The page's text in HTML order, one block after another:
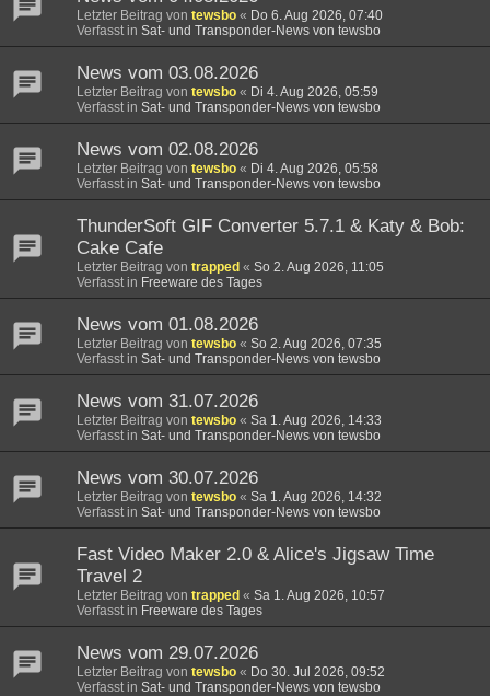
Letzter Beitrag von tewsbo « Do 6. Aug 2026, 07:40
Verfasst in Sat- und Transponder-News von tewsbo
News vom 03.08.2026
Letzter Beitrag von tewsbo « Di 4. Aug 2026, 05:59
Verfasst in Sat- und Transponder-News von tewsbo
News vom 02.08.2026
Letzter Beitrag von tewsbo « Di 4. Aug 2026, 05:58
Verfasst in Sat- und Transponder-News von tewsbo
ThunderSoft GIF Converter 5.7.1 & Katy & Bob:
Cake Cafe
Letzter Beitrag von trapped « So 2. Aug 2026, 11:05
Verfasst in Freeware des Tages
News vom 01.08.2026
Letzter Beitrag von tewsbo « So 2. Aug 2026, 07:35
Verfasst in Sat- und Transponder-News von tewsbo
News vom 31.07.2026
Letzter Beitrag von tewsbo « Sa 1. Aug 2026, 14:33
Verfasst in Sat- und Transponder-News von tewsbo
News vom 30.07.2026
Letzter Beitrag von tewsbo « Sa 1. Aug 2026, 14:32
Verfasst in Sat- und Transponder-News von tewsbo
Fast Video Maker 2.0 & Alice's Jigsaw Time
Travel 2
Letzter Beitrag von trapped « Sa 1. Aug 2026, 10:57
Verfasst in Freeware des Tages
News vom 29.07.2026
Letzter Beitrag von tewsbo « Do 30. Jul 2026, 09:52
Verfasst in Sat- und Transponder-News von tewsbo